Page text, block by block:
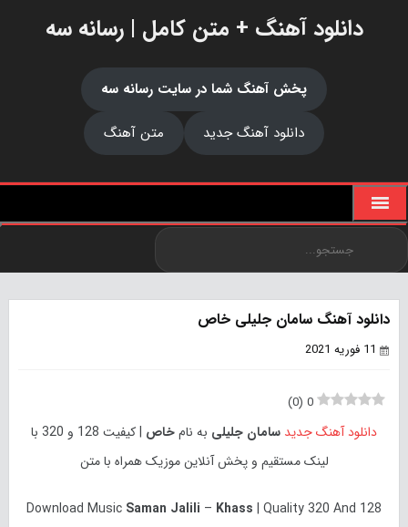
دانلود آهنگ + متن کامل | رسانه سه
پخش آهنگ شما در سایت رسانه سه
دانلود آهنگ جدید
متن آهنگ
دانلود آهنگ سامان جلیلی خاص
11 فوریه 2021
0
(
0
)
دانلود آهنگ جدید سامان جلیلی به نامخاص
| کیفیت 128 و 320 با
لینک مستقیم و پخش آنلاین موزیک همراه با متن
Download Music Saman Jalili – Khass | Quality 320 And 128